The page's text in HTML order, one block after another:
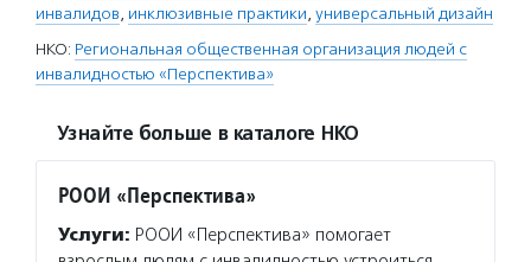
инвалидов, инклюзивные практики, универсальный дизайн
НКО: Региональная общественная организация людей с
инвалидностью «Перспектива»
Узнайте больше в каталоге НКО
РООИ «Перспектива»
Услуги: РООИ «Перспектива» помогает